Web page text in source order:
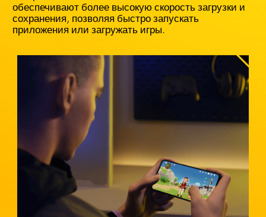
обеспечивают более высокую скорость загрузки и
сохранения, позволяя быстро запускать
приложения или загружать игры.